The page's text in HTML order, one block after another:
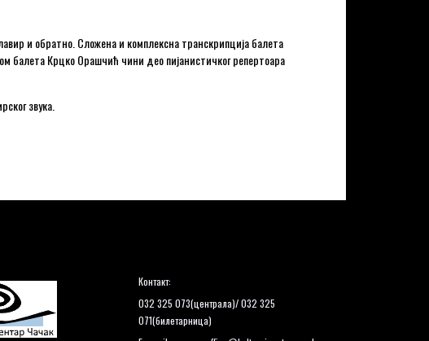
и обратно. Сложена и комплексна транскрипција балета
балета Крцко Орашчић чини део пијанистичког репертоара
звука.
Контакт:
032 325 073(централа)/ 032 325
071(билетарница)